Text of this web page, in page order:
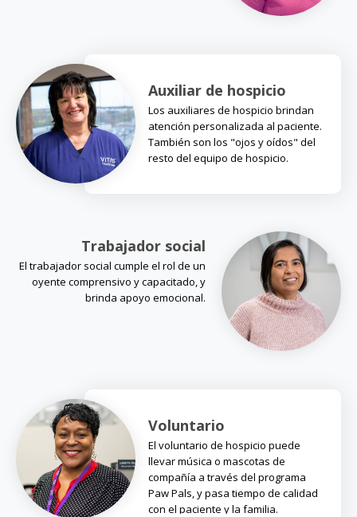
Auxiliar de hospicio
Los auxiliares de hospicio brindan
atención personalizada al paciente.
También son los "ojos y oídos" del
resto del equipo de hospicio.
Trabajador social
El trabajador social cumple el rol de un
oyente comprensivo y capacitado, y
brinda apoyo emocional.
Voluntario
El voluntario de hospicio puede
llevar música o mascotas de
compañía a través del programa
Paw Pals, y pasa tiempo de calidad
con el paciente y la familia.